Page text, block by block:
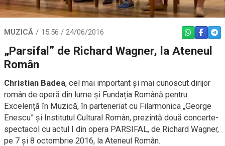
MUZICĂ 15:56 / 24/06/2016 WHATSAPP
„Parsifal” de Richard Wagner, la Ateneul
Român
Christian Badea, cel mai important și mai cunoscut dirijor
român de operă din lume și Fundația Română pentru
Excelență în Muzică, în parteneriat cu Filarmonica „George
Enescu” și Institutul Cultural Român, prezintă două concerte-
spectacol cu actul I din opera PARSIFAL, de Richard Wagner,
pe 7 și 8 octombrie 2016, la Ateneul Român.